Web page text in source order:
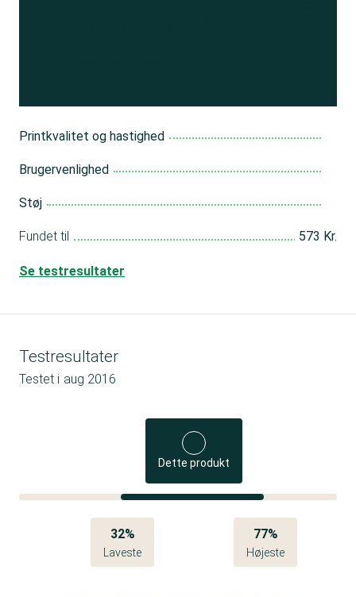
Printkvalitet og hastighed
Brugervenlighed
Støj
Fundet til 573 Kr.
Se testresultater
Testresultater
Testet i aug 2016
Dette produkt
32%
Laveste
77%
Højeste